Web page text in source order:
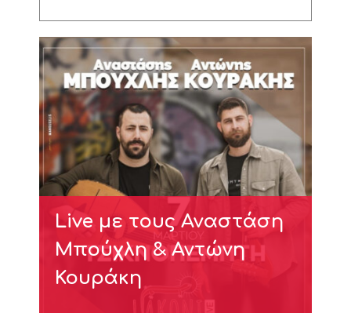
Live με τους Αναστάση
Μπούχλη & Αντώνη
Κουράκη